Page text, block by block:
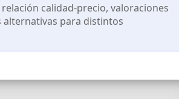
calidad-precio, valoraciones
alternativas para distintos